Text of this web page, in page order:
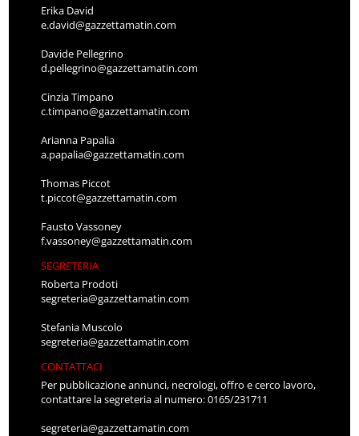
Erika David
e.david@gazzettamatin.com
Davide Pellegrino
d.pellegrino@gazzettamatin.com
Cinzia Timpano
c.timpano@gazzettamatin.com
Arianna Papalia
a.papalia@gazzettamatin.com
Thomas Piccot
t.piccot@gazzettamatin.com
Fausto Vassoney
f.vassoney@gazzettamatin.com
SEGRETERIA
Roberta Prodoti
segreteria@gazzettamatin.com
Stefania Muscolo
segreteria@gazzettamatin.com
CONTATTACI
Per pubblicazione annunci, necrologi, offro e cerco lavoro,
contattare la segreteria al numero: 0165/231711
segreteria@gazzettamatin.com